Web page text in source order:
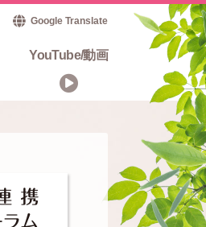
YouTube/動画
Google Translate